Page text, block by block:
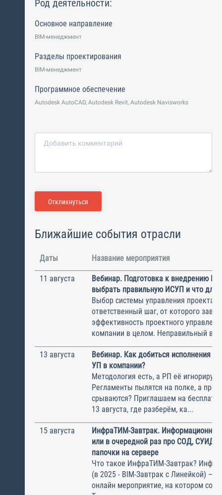
Род деятельности:
Основное направление
BIM-менеджмент
Разделы проектирования
BIM-менеджмент
Программное обеспечение
Autodesk AutoCAD, Autodesk Revit, Autodesk Navisworks
Откликнуться
Ближайшие события отрасли
Даты Название мероприятия
11 августа
Вебинар. Подготовка к внедрению
выбрать правильную ИСУП и что для
Выбор системы управления
ответственный шаг, от которого
эффективность проектного
компании в целом. Неправильный
13 августа
Вебинар. Как добиться исполнения
УП в компании?
Методология есть, а РП её
Регламенты пылятся на полке, а
срываются? Приглашаем на
13 августа, где разберём, ка...
15 августа
ИнфраТИМ-Завтрак.
или в очередной раз про СОД, СУИД и
папочки на сервере
Что такое ИнфраТИМ-Завтрак?
(в 2025 - BIM-Завтрак с Линейкой) –
онлайн мероприятие, на котором